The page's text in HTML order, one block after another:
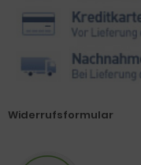
Widerrufsformular